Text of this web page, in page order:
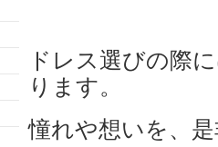
ドレス選びの際
ります。
憧れや想いを、